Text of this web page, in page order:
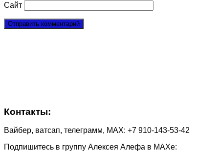
Сайт
Контакты:
Вайбер, ватсап, телеграмм, МАХ: +7 910-143-53-42
Подпишитесь в группу Алексея Алефа в МАХе: